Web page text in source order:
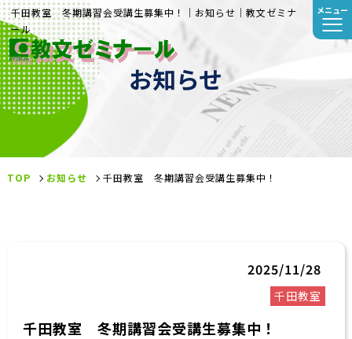
千田教室 冬期講習会受講生募集中！｜お知らせ｜教文ゼミナ
ール
メニュー
お知らせ
TOP お知らせ 千田教室 冬期講習会受講生募集中！
2025/11/28
千田教室
千田教室 冬期講習会受講生募集中！